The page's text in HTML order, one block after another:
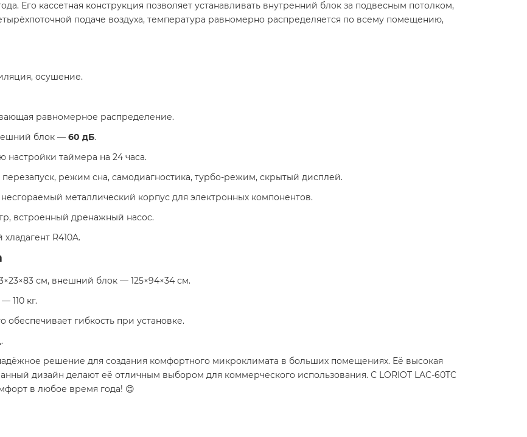
Его кассетная конструкция позволяет устанавливать внутренний блок за подвесным потолком,
подаче воздуха, температура равномерно распределяется по всему помещению,
осушение.
равномерное распределение.
блок — 60 дБ.
настройки таймера на 24 часа.
перезапуск, режим сна, самодиагностика, турбо-режим, скрытый дисплей.
металлический корпус для электронных компонентов.
встроенный дренажный насос.
R410A.
см, внешний блок — 125×94×34 см.
110 кг.
обеспечивает гибкость при установке.
решение для создания комфортного микроклимата в больших помещениях. Её высокая
дизайн делают её отличным выбором для коммерческого использования. С LORIOT LAC-60TC
в любое время года! 😊